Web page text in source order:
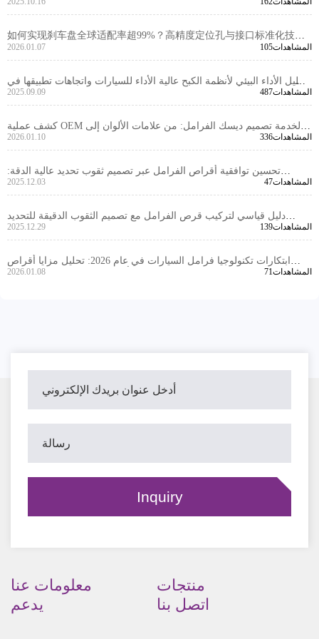
الكفاءة لسيارات الركاب من التصميم إلى التسليم
如何实现刹车盘全球适配率超99%？高精度定位孔与接口标准化技术
解析
2026.01.07 105المشاهدات
تحليل الأداء البيئي لأنظمة الكبح عالية الأداء للسيارات واتجاهات تطبيقها في
السوق العالمية
2025.09.09 487المشاهدات
كشف عملية OEM لخدمة تصميم ديسك الفرامل: من علامات الألوان إلى
خطط التركيب، استجابة سريعة لاحتياجات العملاء الخارجيين
2026.01.10 336المشاهدات
تحسين توافقية أقراص الفرامل عبر تصميم ثقوب تحديد عالية الدقة:
تحليلات تقنية ودليل تطبيقي
2025.12.03 47المشاهدات
دليل قياسي لتركيب قرص الفرامل مع تصميم الثقوب الدقيقة للتحديد
والتحضير العالي الجودة والتيج
2025.12.29 139المشاهدات
ابتكارات تكنولوجيا فرامل السيارات في عام 2026: تحليل مزايا أقراص
الفرامل المصنوعة من المركب الخزفي وأقراص الفرامل المصنوعة من
2026.01.08 71المشاهدات
معلومات عنا
منتجات
يدعم
اتصل بنا